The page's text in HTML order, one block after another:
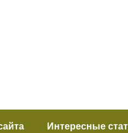
Интересные